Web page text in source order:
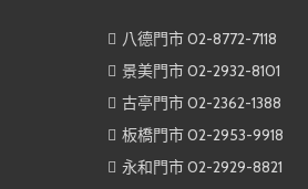
八德門市 02-8772-7118
景美門市 02-2932-8101
古亭門市 02-2362-1388
板橋門市 02-2953-9918
永和門市 02-2929-8821